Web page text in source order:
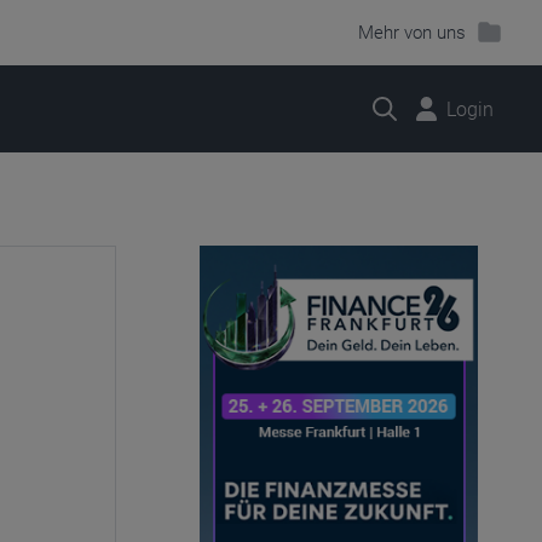
Mehr von uns
Suche Login